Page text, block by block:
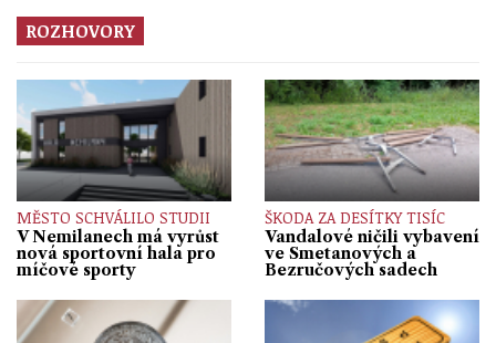
ROZHOVORY
MĚSTO SCHVÁLILO STUDII
V Nemilanech má vyrůst
nová sportovní hala pro
míčové sporty
ŠKODA ZA DESÍTKY TISÍC
Vandalové ničili vybavení
ve Smetanových a
Bezručových sadech